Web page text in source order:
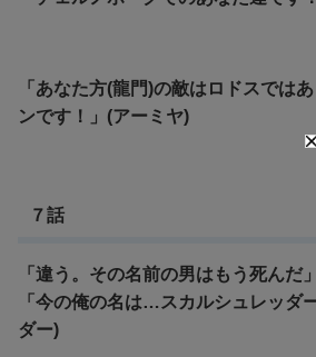
「あなた方(龍門)の敵はロドスでは
ンです！」(アーミヤ)
７話
「違う。その名前の男はもう死んだ」
「今の俺の名は…スカルシュレッダ
ダー)